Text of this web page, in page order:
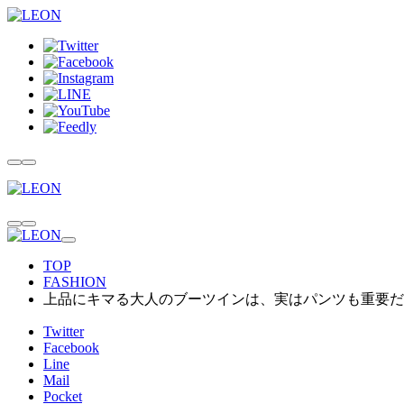
TOP
FASHION
上品にキマる大人のブーツインは、実はパンツも重要
Twitter
Facebook
Line
Mail
Pocket